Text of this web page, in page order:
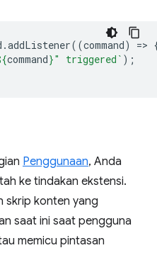
.addListener((command) =>
command}" triggered` );
Penggunaan, Anda
ke tindakan ekstensi.
skrip konten yang
saat ini saat pengguna
memicu pintasan